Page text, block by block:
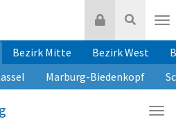
Suche
Login
Bezirk Mitte Bezirk West
Marburg-Biedenkopf